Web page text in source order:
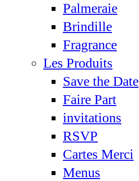
Palmeraie
Brindille
Fragrance
Les Produits
Save the Date
Faire Part
invitations
RSVP
Cartes Merci
Menus